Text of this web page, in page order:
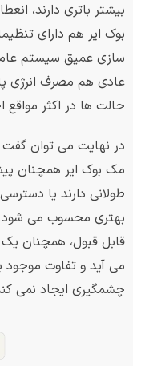
بیشتر باتری دارند،
بوک ایر هم دارای
سازی عمیق سیستم
عادی هم مصرف انرژی
حالت ها در اکثر
در نهایت می توان گفت
مک بوک ایر همچنان
طولانی دارند یا
بهتری محسوب می شود.
قابل قبول، همچنان
می آید و تفاوت موجود
چشمگیری ایجاد نمی